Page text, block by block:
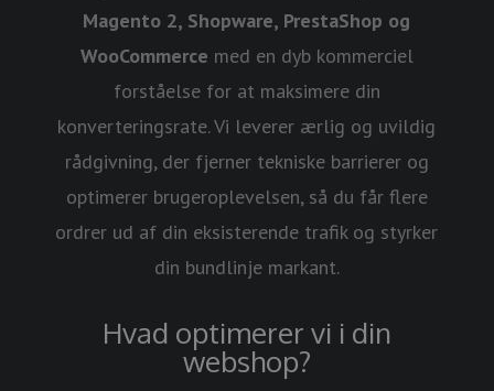
Magento 2, Shopware, PrestaShop og
WooCommerce med en dyb kommerciel
forståelse for at maksimere din
konverteringsrate. Vi leverer ærlig og uvildig
rådgivning, der fjerner tekniske barrierer og
optimerer brugeroplevelsen, så du får flere
ordrer ud af din eksisterende trafik og styrker
din bundlinje markant.
Hvad optimerer vi i din
webshop?